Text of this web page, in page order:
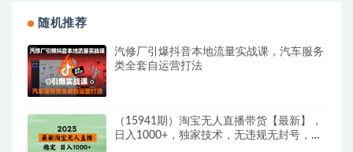
随机推荐
汽修厂引爆抖音本地流量实战课，汽车服务
类全套自运营打法
（15941期）淘宝无人直播带货【最新】，
日入1000+，独家技术，无违规无封号，操